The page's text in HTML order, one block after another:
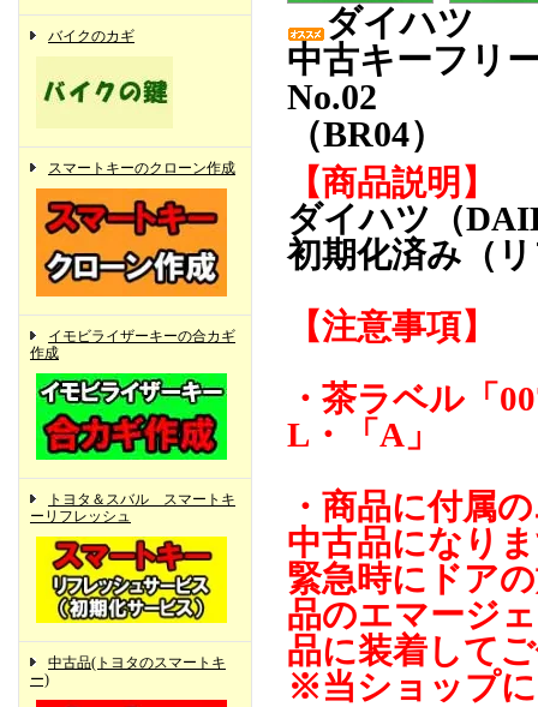
バイクのカギ
スマートキーのクローン作成
イモビライザーキーの合カギ
作成
トヨタ＆スバル スマートキ
ーリフレッシュ
中古品(トヨタのスマートキ
ー)
ダイハツ
中古キーフリ
No.02
（BR04）
【商品説明】
ダイハツ（
初期化済み（
【注意事項】
・茶ラベル「
L・「A」
・商品に付属
中古品になり
緊急時にドア
品のエマージ
品に装着して
※当ショップ